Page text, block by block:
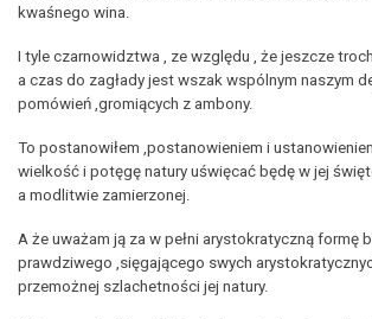
kwaśnego wina.
I tyle czarnowidztwa , ze względu , że jeszcze
a czas do zagłady jest wszak wspólnym naszym
pomówień ,gromiących z ambony.
To postanowiłem ,postanowieniem i
wielkość i potęgę natury uświęcać będę w jej
a modlitwie zamierzonej.
A że uważam ją za w pełni arystokratyczną formę
prawdziwego ,sięgającego swych
przemożnej szlachetności jej natury.